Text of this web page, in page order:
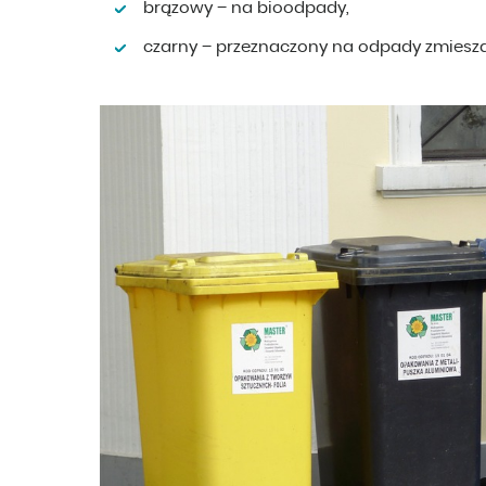
brązowy – na bioodpady,
czarny – przeznaczony na odpady